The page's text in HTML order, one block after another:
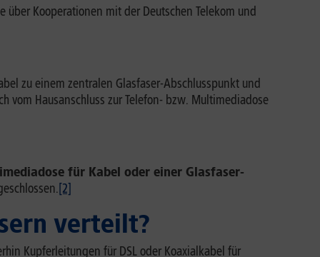
über Kooperationen mit der Deutschen Telekom und
zu einem zentralen Glasfaser-Abschlusspunkt und
vom Hausanschluss zur Telefon- bzw. Multimediadose
für Kabel oder einer Glasfaser-
[2]
verteilt?
Kupferleitungen für DSL oder Koaxialkabel für